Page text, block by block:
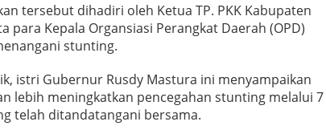
tersebut dihadiri oleh Ketua TP. PKK Kabupaten
para Kepala Organsiasi Perangkat Daerah (OPD)
stunting.
istri Gubernur Rusdy Mastura ini menyampaikan
lebih meningkatkan pencegahan stunting melalui 7
telah ditandatangani bersama.